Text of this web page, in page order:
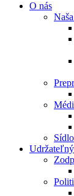
O nás